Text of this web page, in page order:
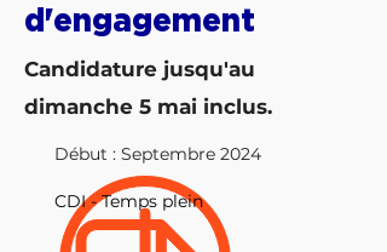
d'engagement
Candidature jusqu'au
dimanche 5 mai inclus.
Début : Septembre 2024
CDI - Temps plein